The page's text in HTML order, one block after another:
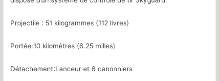
Projectile : 51 kilogrammes (112 livres)
Portée:10 kilomètres (6.25 milles)
Détachement∶Lanceur et 6 canonniers